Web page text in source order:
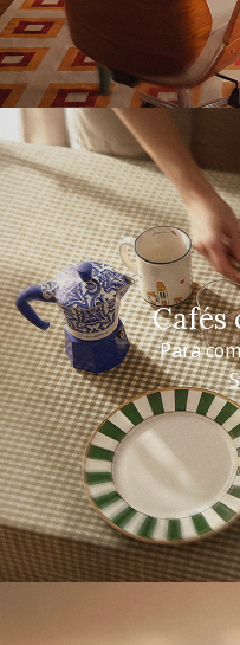
Cafés
Para